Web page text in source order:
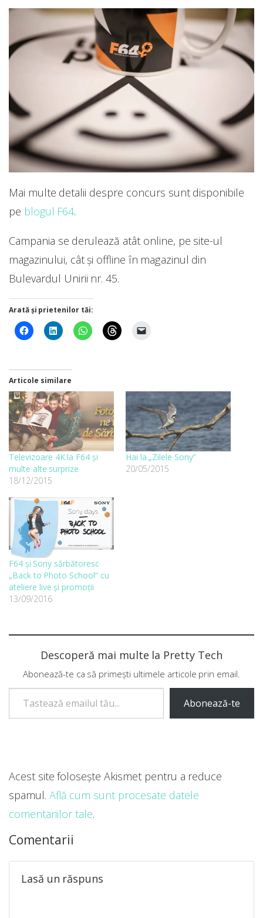
Mai multe detalii despre concurs sunt disponibile
pe blogul F64.
Campania se derulează atât online, pe site-ul
magazinului, cât și offline în magazinul din
Bulevardul Unirii nr. 45.
Arată și prietenilor tăi:
Articole similare
Televizoare 4K la F64 și
multe alte surprize
18/12/2015
Hai la „Zilele Sony”
20/05/2015
F64 și Sony sărbătoresc
„Back to Photo School“ cu
ateliere live și promoții
13/09/2016
Descoperă mai multe la Pretty Tech
Abonează-te ca să primești ultimele articole prin email.
Tastează emailul tău...
Abonează-te
Comentarii
Lasă un răspuns
Acest site folosește Akismet pentru a reduce
spamul. Află cum sunt procesate datele
comentariilor tale.